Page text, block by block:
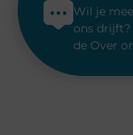
Wil je
ons drijft?
de Over